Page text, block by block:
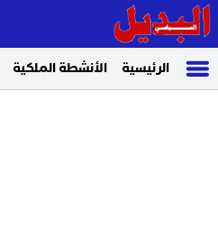
الرئيسية الأنشطة الملكية